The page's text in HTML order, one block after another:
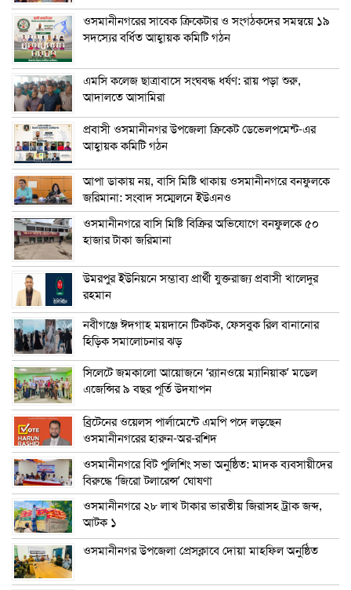
ওসমানীনগরের সাবেক ক্রিকেটার ও সংগঠকদের সমন্বয়ে ১৯
সদস্যের বর্ধিত আহ্বায়ক কমিটি গঠন
এম‌সি কলেজ ছাত্রাবাসে সংঘবদ্ধ ধর্ষণ: রায় পড়া শুরু,
আদালতে আসামিরা
প্রবাসী ওসমানীনগর উপজেলা ক্রিকেট ডেভেলপমেন্ট-এর
আহ্বায়ক কমিটি গঠন
আপা ডাকায় নয়, বাসি মিষ্টি থাকায় ওসমানীনগরে বনফুলকে
জরিমানা: সংবাদ সম্মেলনে ইউএনও
ওসমানীনগরে বাসি মিষ্টি বিক্রির অভিযোগে বনফুলকে ৫০
হাজার টাকা জরিমানা
উমরপুর ইউনিয়নে সম্ভাব্য প্রার্থী যুক্তরাজ্য প্রবাসী খালেদুর
রহমান
নবীগঞ্জে ঈদগাহ ময়দানে টিকটক, ফেসবুক রিল বানানোর
হিড়িক সমালোচনার ঝড়
সিলেটে জমকালো আয়োজনে ‘র‍্যানওয়ে ম্যানিয়াক’ মডেল
এজেন্সির ৯ বছর পূর্তি উদযাপন
ব্রিটেনের ওয়েলস পার্লামেন্টে এমপি পদে লড়ছেন
ওসমানীনগরের হারুন-অর-রশিদ
ওসমানীনগরে বিট পুলিশিং সভা অনুষ্ঠিত: মাদক ব্যবসায়ীদের
বিরুদ্ধে ‘জিরো টলারেন্স’ ঘোষণা
ওসমানীনগরে ২৮ লাখ টাকার ভারতীয় জিরাসহ ট্রাক জব্দ,
আটক ১
ওসমানীনগর উপজেলা প্রেসক্লাবে দোয়া মাহফিল অনুষ্ঠিত